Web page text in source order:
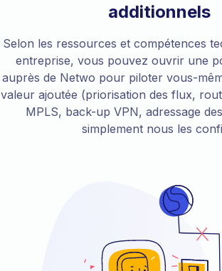
additionnels
Selon les ressources et compétences
entreprise, vous pouvez ouvrir une
auprès de Netwo pour piloter vous-
valeur ajoutée (priorisation des flux,
MPLS, back-up VPN, adressage
simplement nous les